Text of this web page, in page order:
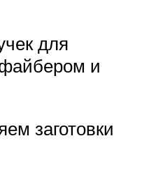
для
и
заготовки